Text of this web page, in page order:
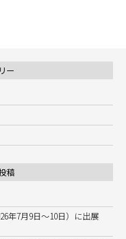
ー
稿
年7月9日～10日）に出展